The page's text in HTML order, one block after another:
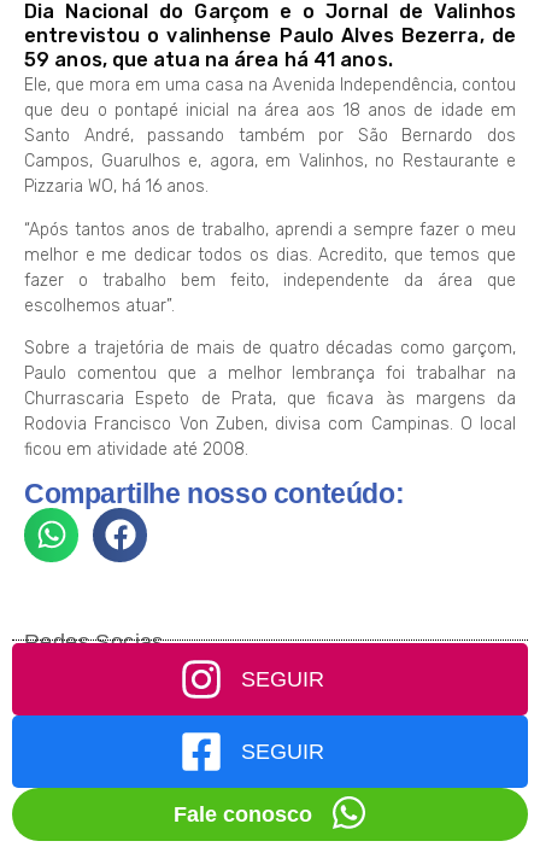
Dia Nacional do Garçom e o Jornal de Valinhos
entrevistou o valinhense Paulo Alves Bezerra, de
59 anos, que atua na área há 41 anos.
Ele, que mora em uma casa na Avenida Independência, contou
que deu o pontapé inicial na área aos 18 anos de idade em
Santo André, passando também por São Bernardo dos
Campos, Guarulhos e, agora, em Valinhos, no Restaurante e
Pizzaria WO, há 16 anos.
“Após tantos anos de trabalho, aprendi a sempre fazer o meu
melhor e me dedicar todos os dias. Acredito, que temos que
fazer o trabalho bem feito, independente da área que
escolhemos atuar”.
Sobre a trajetória de mais de quatro décadas como garçom,
Paulo comentou que a melhor lembrança foi trabalhar na
Churrascaria Espeto de Prata, que ficava às margens da
Rodovia Francisco Von Zuben, divisa com Campinas. O local
ficou em atividade até 2008.
Compartilhe nosso conteúdo:
Redes Socias
SEGUIR
SEGUIR
Fale conosco